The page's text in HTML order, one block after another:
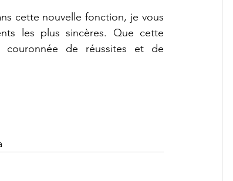
les plus sincères. Que cette
couronnée de réussites et de